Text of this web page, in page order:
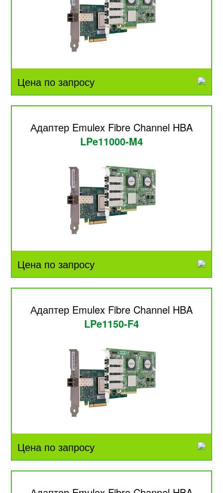
Цена по запросу
Адаптер Emulex Fibre Channel HBA
LPe11000-M4
Цена по запросу
Адаптер Emulex Fibre Channel HBA
LPe1150-F4
Цена по запросу